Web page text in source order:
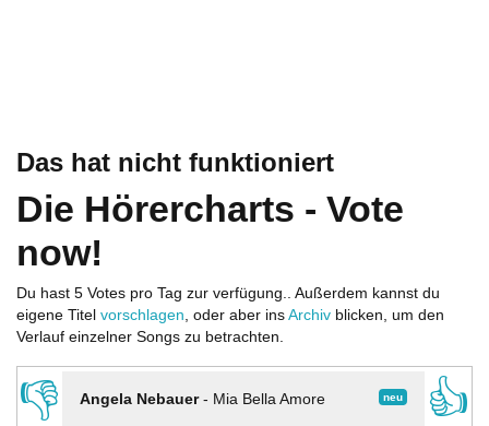
Das hat nicht funktioniert
Die Hörercharts - Vote
now!
Du hast 5 Votes pro Tag zur verfügung.. Außerdem kannst du
eigene Titel vorschlagen, oder aber ins Archiv blicken, um den
Verlauf einzelner Songs zu betrachten.
👎 neu
Angela Nebauer- Mia Bella Amore
👍